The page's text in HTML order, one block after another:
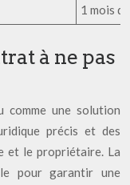
1 mois
à ne pas
comme une solution
précis et des
et le propriétaire. La
pour garantir une